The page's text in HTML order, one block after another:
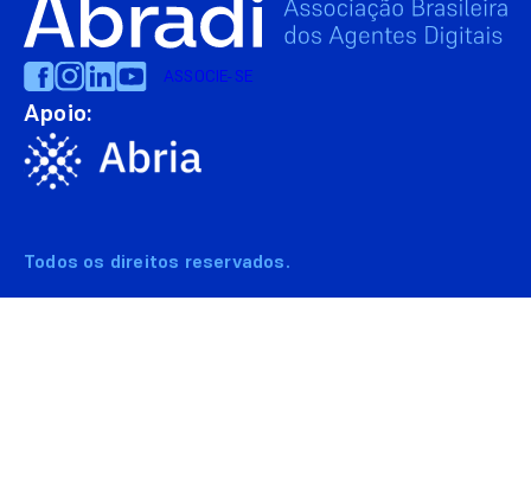
ASSOCIE-SE
Apoio:
Todos os direitos reservados.